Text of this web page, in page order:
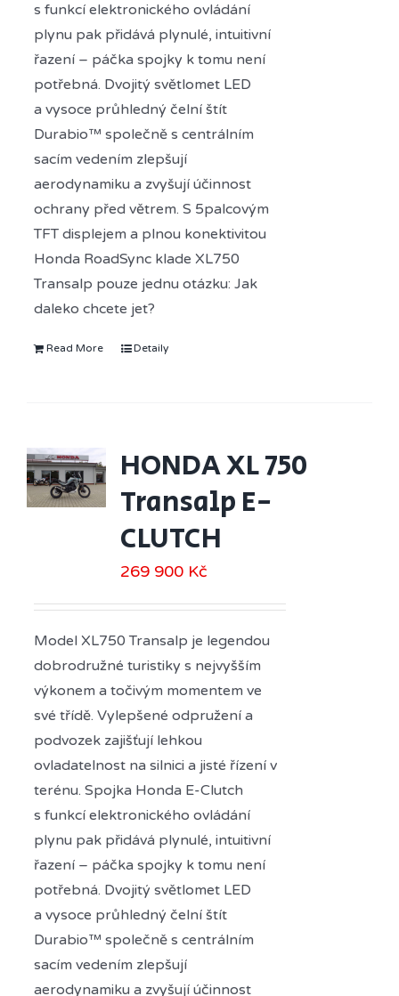
s funkcí elektronického ovládání
plynu pak přidává plynulé, intuitivní
řazení – páčka spojky k tomu není
potřebná. Dvojitý světlomet LED
a vysoce průhledný čelní štít
Durabio™ společně s centrálním
sacím vedením zlepšují
aerodynamiku a zvyšují účinnost
ochrany před větrem. S 5palcovým
TFT displejem a plnou konektivitou
Honda RoadSync klade XL750
Transalp pouze jednu otázku: Jak
daleko chcete jet?
Read More Detaily
HONDA XL 750
Transalp E-
CLUTCH
269 900 Kč
Model XL750 Transalp je legendou
dobrodružné turistiky s nejvyšším
výkonem a točivým momentem ve
své třídě. Vylepšené odpružení a
podvozek zajišťují lehkou
ovladatelnost na silnici a jisté řízení v
terénu. Spojka Honda E-Clutch
s funkcí elektronického ovládání
plynu pak přidává plynulé, intuitivní
řazení – páčka spojky k tomu není
potřebná. Dvojitý světlomet LED
a vysoce průhledný čelní štít
Durabio™ společně s centrálním
sacím vedením zlepšují
aerodynamiku a zvyšují účinnost